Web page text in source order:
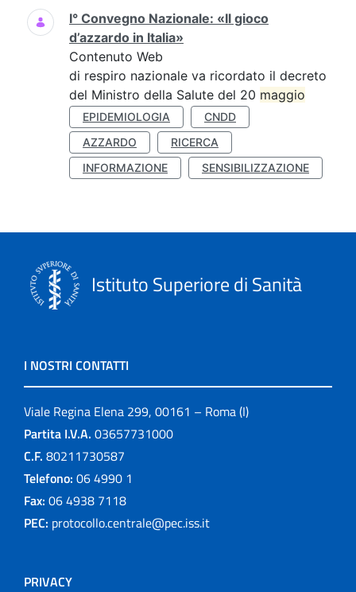
I° Convegno Nazionale: «Il gioco
d’azzardo in Italia»
Contenuto Web
di respiro nazionale va ricordato il decreto
del Ministro della Salute del 20 maggio
EPIDEMIOLOGIA
CNDD
AZZARDO
RICERCA
INFORMAZIONE
SENSIBILIZZAZIONE
Istituto Superiore di Sanità
I NOSTRI CONTATTI
Viale Regina Elena 299, 00161 – Roma (I)
Partita I.V.A. 03657731000
C.F. 80211730587
Telefono: 06 4990 1
Fax: 06 4938 7118
PEC: protocollo.centrale@pec.iss.it
PRIVACY